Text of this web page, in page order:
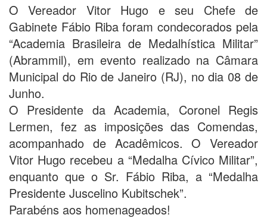
O Vereador Vitor Hugo e seu Chefe de
Gabinete Fábio Riba foram condecorados pela
“Academia Brasileira de Medalhística Militar”
(Abrammil), em evento realizado na Câmara
Municipal do Rio de Janeiro (RJ), no dia 08 de
Junho.
O Presidente da Academia, Coronel Regis
Lermen, fez as imposições das Comendas,
acompanhado de Acadêmicos. O Vereador
Vitor Hugo recebeu a “Medalha Cívico Militar”,
enquanto que o Sr. Fábio Riba, a “Medalha
Presidente Juscelino Kubitschek”.
Parabéns aos homenageados!